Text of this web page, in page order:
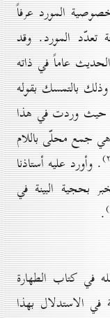
المورد عرفاً
تعدّد المورد. وقد
عاماً في ذاته
بالتمسك بقوله
» حيث وردت في هذا
هي جمع محلّى باللام
. وأورد عليه أستاذنا
بحجية البينة في
.
في كتاب الطهارة
في الاستدلال بهذا